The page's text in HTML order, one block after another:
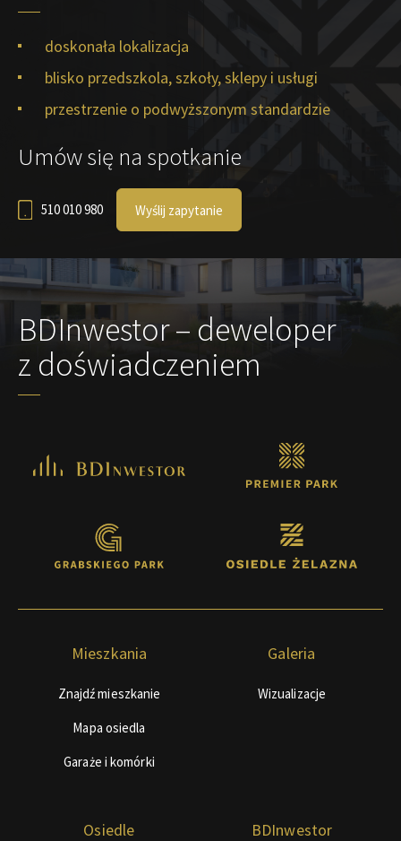
doskonała lokalizacja
blisko przedszkola, szkoły, sklepy i usługi
przestrzenie o podwyższonym standardzie
Umów się na spotkanie
510 010 980 Wyślij zapytanie
BDInwestor – deweloper
z doświadczeniem
Mieszkania
Znajdź mieszkanie
Mapa osiedla
Garaże i komórki
Galeria
Wizualizacje
Osiedle BDInwestor